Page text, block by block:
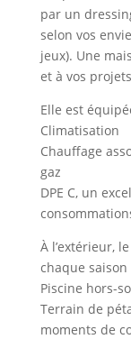
par un
selon vos
jeux). Une
et à vos
Elle est
Climatisation
Chauffage
gaz
DPE C, un
À l’extérieur,
chaque saison
Piscine hors-
Terrain de
moments de